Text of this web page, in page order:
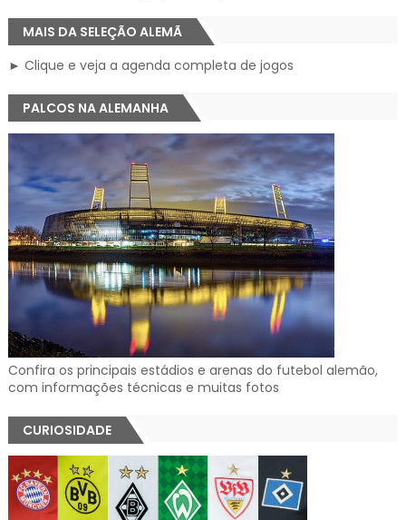
MAIS DA SELEÇÃO ALEMÃ
► Clique e veja a agenda completa de jogos
PALCOS NA ALEMANHA
Confira os principais estádios e arenas do futebol alemão,
com informações técnicas e muitas fotos
CURIOSIDADE